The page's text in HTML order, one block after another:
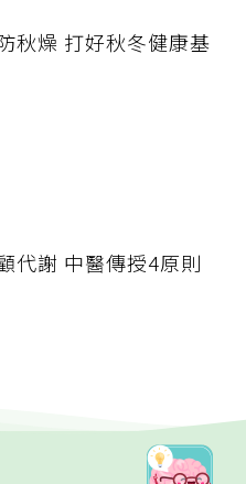
秋燥 打好秋冬健康基
代謝 中醫傳授4原則